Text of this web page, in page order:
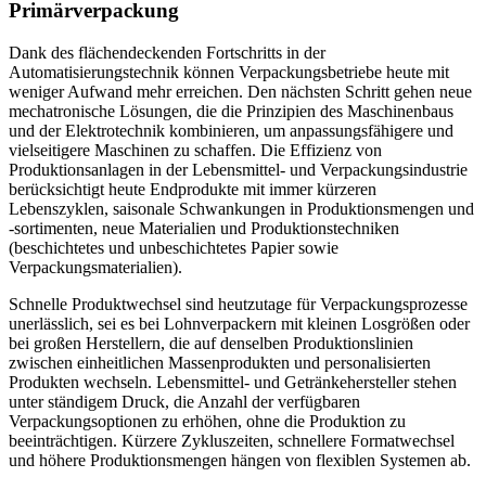
Primärverpackung
Dank des flächendeckenden Fortschritts in der
Automatisierungstechnik können Verpackungsbetriebe heute mit
weniger Aufwand mehr erreichen. Den nächsten Schritt gehen neue
mechatronische Lösungen, die die Prinzipien des Maschinenbaus
und der Elektrotechnik kombinieren, um anpassungsfähigere und
vielseitigere Maschinen zu schaffen. Die Effizienz von
Produktionsanlagen in der Lebensmittel- und Verpackungsindustrie
berücksichtigt heute Endprodukte mit immer kürzeren
Lebenszyklen, saisonale Schwankungen in Produktionsmengen und
-sortimenten, neue Materialien und Produktionstechniken
(beschichtetes und unbeschichtetes Papier sowie
Verpackungsmaterialien).
Schnelle Produktwechsel sind heutzutage für Verpackungsprozesse
unerlässlich, sei es bei Lohnverpackern mit kleinen Losgrößen oder
bei großen Herstellern, die auf denselben Produktionslinien
zwischen einheitlichen Massenprodukten und personalisierten
Produkten wechseln. Lebensmittel- und Getränkehersteller stehen
unter ständigem Druck, die Anzahl der verfügbaren
Verpackungsoptionen zu erhöhen, ohne die Produktion zu
beeinträchtigen. Kürzere Zykluszeiten, schnellere Formatwechsel
und höhere Produktionsmengen hängen von flexiblen Systemen ab.